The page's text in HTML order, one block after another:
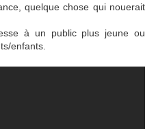
quelque chose qui nouerait
à un public plus jeune ou
enfants.